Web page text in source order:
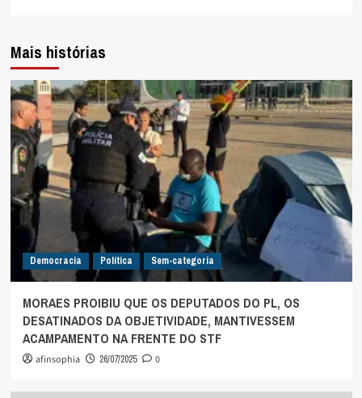
Mais histórias
Democracia Política Sem-categoria
MORAES PROIBIU QUE OS DEPUTADOS DO PL, OS
DESATINADOS DA OBJETIVIDADE, MANTIVESSEM
ACAMPAMENTO NA FRENTE DO STF
afinsophia 26/07/2025 0